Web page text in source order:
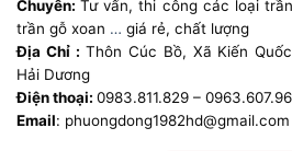
Chuyên:Tư vấn, thi công các loại
trần gỗ xoan … giá rẻ, chất lượng
Địa Chỉ : Thôn Cúc Bồ, Xã Kiến
Hải Dương
Điện thoại: 0983.811.829 –
Email: phuongdong1982hd@gmail.com